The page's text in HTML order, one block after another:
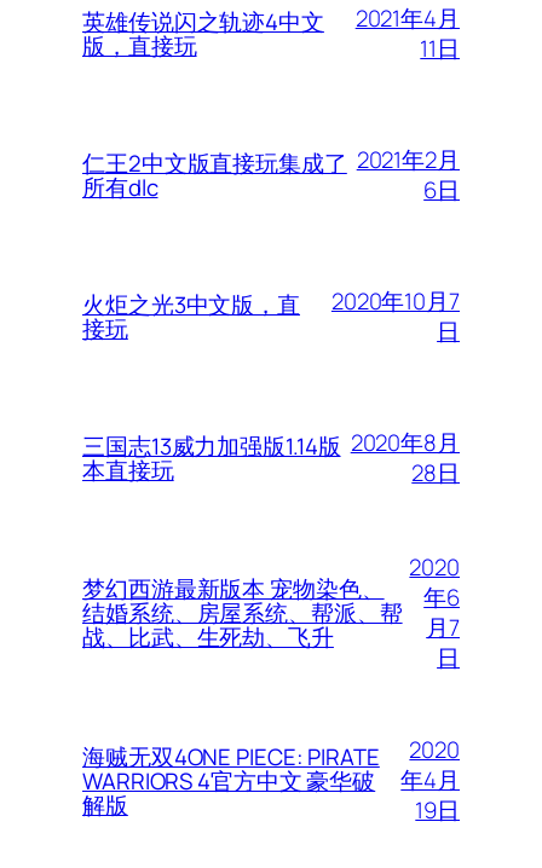
英雄传说闪之轨迹4中文
版，直接玩
2021年4月
11日
仁王2中文版直接玩集成了
所有dlc
2021年2月
6日
火炬之光3中文版，直
接玩
2020年10月7
日
三国志13威力加强版1.14版
本直接玩
2020年8月
28日
梦幻西游最新版本 宠物染色、
结婚系统、房屋系统、帮派、帮
战、比武、生死劫、飞升
2020
年6
月7
日
海贼无双4ONE PIECE: PIRATE
WARRIORS 4官方中文 豪华破
解版
2020
年4月
19日